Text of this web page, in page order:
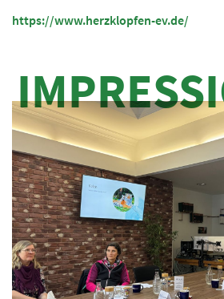
https://www.herzklopfen-ev.de/